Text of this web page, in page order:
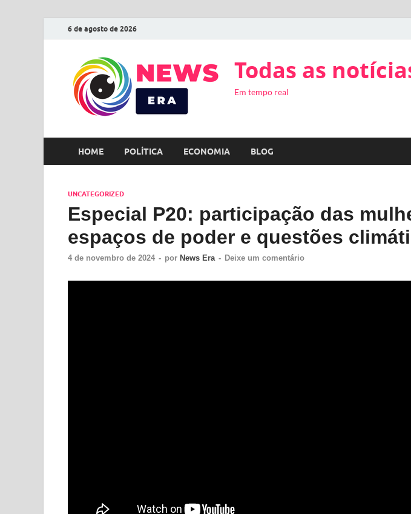
6 de agosto de 2026
Todas as
Em tempo real
HOME POLÍTICA ECONOMIA BLOG
UNCATEGORIZED
Especial P20: participação das
espaços de poder e questões
4 de novembro de 2024 - por News Era - Deixe um comentário